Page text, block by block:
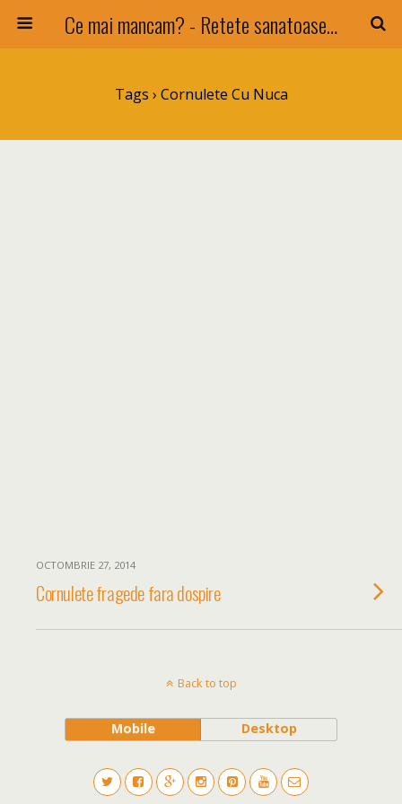
Ce mai mancam? - Retete sanatoase si nu numai !
Tags › Cornulete Cu Nuca
OCTOMBRIE 27, 2014
Cornulete fragede fara dospire
Back to top
Mobile Desktop